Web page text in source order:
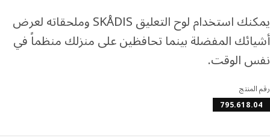
المزيد عن تمارا
يمكنك استخدام لوح التعليق SKÅDIS وملحقاته لعرض
المفضلة بينما تحافظين على منزلك منظماً في
الوقت.